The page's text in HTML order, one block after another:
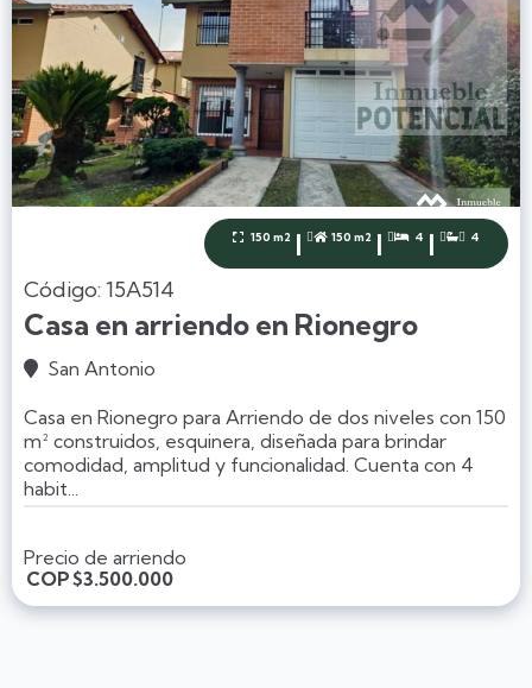
 150 m2 |  150 m2 |  4 |  4
Código: 15A514
Casa en arriendo en Rionegro
 San Antonio
Casa en Rionegro para Arriendo de dos niveles con 150
m² construidos, esquinera, diseñada para brindar
comodidad, amplitud y funcionalidad. Cuenta con 4
habit...
Precio de arriendo
COP$3.500.000